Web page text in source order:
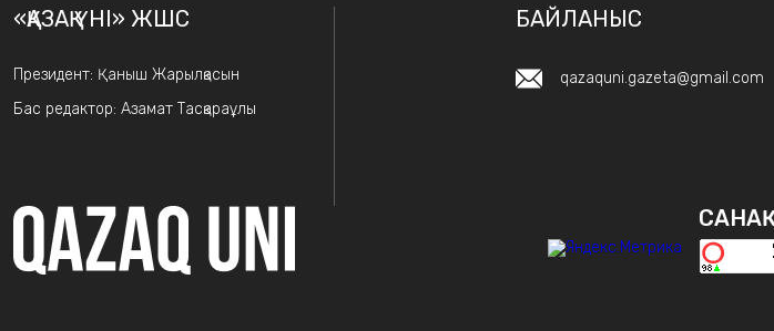
«ҚАЗАҚ ҮНІ» ЖШС
Президент: Қаныш Жарылқасын
Бас редактор: Азамат Тасқараұлы
БАЙЛАНЫС
qazaquni.gazeta@gmail.com
САНАҚ